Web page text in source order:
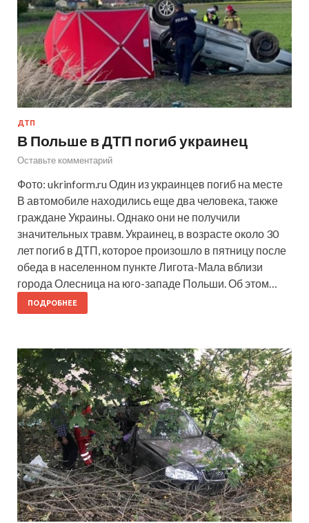
ДТП
В Польше в ДТП погиб украинец
Оставьте комментарий
Фото: ukrinform.ru Один из украинцев погиб на месте
В автомобиле находились еще два человека, также
граждане Украины. Однако они не получили
значительных травм. Украинец, в возрасте около 30
лет погиб в ДТП, которое произошло в пятницу после
обеда в населенном пункте Лигота-Мала вблизи
города Олесница на юго-западе Польши. Об этом…
ПОДРОБНЕЕ